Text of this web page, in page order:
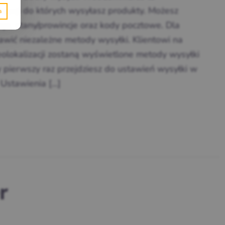
do których wysyłasz produkty. Możesz
stany/prowincje oraz kody pocztowe. Dla
niezależne metody wysyłki. Klientowi na
zostaną wyświetlone metody wysyłki
raz przejdziesz do ustawień wysyłki w
[…]